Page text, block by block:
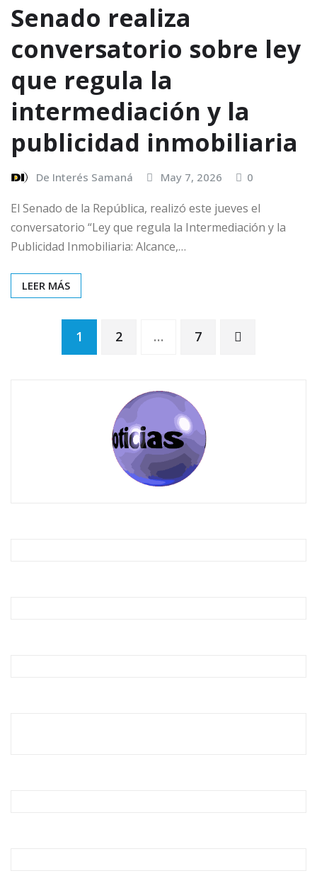
Senado realiza
conversatorio sobre ley
que regula la
intermediación y la
publicidad inmobiliaria
De Interés Samaná May 7, 2026 0
El Senado de la República, realizó este jueves el
conversatorio “Ley que regula la Intermediación y la
Publicidad Inmobiliaria: Alcance,…
LEER MÁS
1 2 … 7